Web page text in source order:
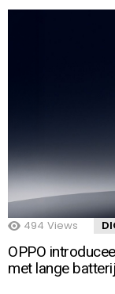
494 Views
OPPO
met lange